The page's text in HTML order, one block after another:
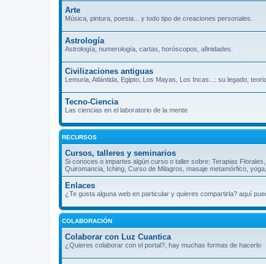
Arte
Música, pintura, poesia... y todo tipo de creaciones personales.
Astrología
Astrología, numerología, cartas, horóscopos, afinidades.
Civilizaciones antiguas
Lemuria, Atlántida, Egipto, Los Mayas, Los Incas...: su legado,
Tecno-Ciencia
Las ciencias en el laboratorio de la mente
RECURSOS
Cursos, talleres y seminarios
Si conoces o impartes algún curso o taller sobre: Terapias
Quiromancia, Iching, Curso de Milagros, masaje metamórfico,
Enlaces
¿Te gusta alguna web en particular y quieres compartirla? aquí
COLABORACIÓN
Colaborar con Luz Cuantica
¿Quieres colaborar con el portal?, hay muchas formas de hacerlo